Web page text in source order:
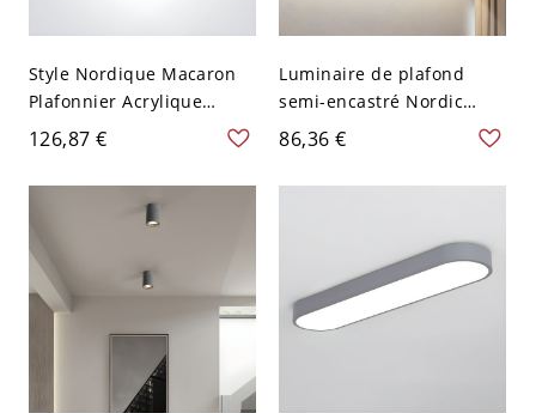
Style Nordique Macaron
Plafonnier Acrylique
Lampe Encastrée LED
Cercle pour Chambre à
Coucher - Gris 110 V-120 V
30,48 cm Blanc
126,87 €
Luminaire de plafond
semi-encastré Nordic
Barn Shade avec une tête
en métal gris métallique
pour la chambre
86,36 €